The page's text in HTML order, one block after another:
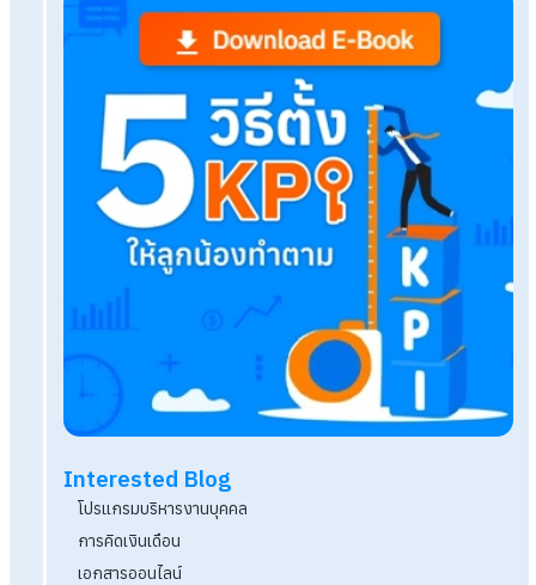
โปรแกรม HumanSoft กับ
Outsource)ต่างกัน
เช็กลิสต์! ActionPlanที่HRต้องเตรียมวางแผนงาน
2568